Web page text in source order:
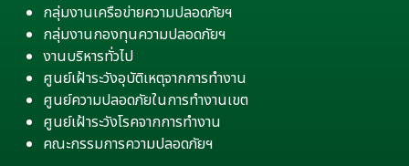
กลุ่มงานเครือข่ายความปลอดภัยฯ
กลุ่มงานกองทุนความปลอดภัยฯ
งานบริหารทั่วไป
ศูนย์เฝ้าระวังอุบัติเหตุจากการทำงาน
ศูนย์ความปลอดภัยในการทำงานเขต
ศูนย์เฝ้าระวังโรคจากการทำงาน
คณะกรรมการความปลอดภัยฯ